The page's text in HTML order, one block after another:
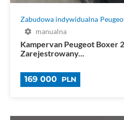
Zabudowa indywidualna
manualna
Kampervan Peugeot Boxer
Zarejestrowany...
169 000 PLN